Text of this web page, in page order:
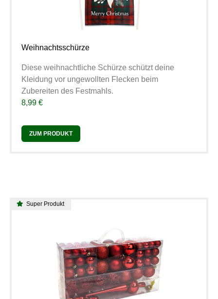
Weihnachtsschürze
Diese weihnachtliche Schürze schützt deine
Kleidung vor ungewollten Flecken beim
Zubereiten des Festmahls.
8,99 €
ZUM PRODUKT
Super Produkt